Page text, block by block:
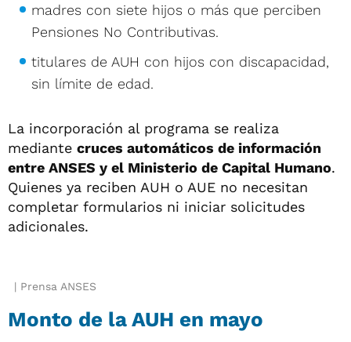
madres con siete hijos o más que perciben
Pensiones No Contributivas.
titulares de AUH con hijos con discapacidad,
sin límite de edad.
La incorporación al programa se realiza
mediante cruces automáticos de información
entre ANSES y el Ministerio de Capital Humano.
Quienes ya reciben AUH o AUE no necesitan
completar formularios ni iniciar solicitudes
adicionales.
Prensa ANSES
Monto de la AUH en mayo